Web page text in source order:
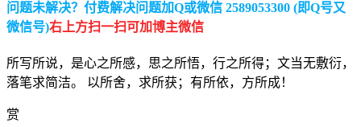
问题未解决？付费解决问题加Q或微信 2589053300 (即Q号又
微信号)右上方扫一扫可加博主微信
所写所说，是心之所感，思之所悟，行之所得；文当无敷衍，
落笔求简洁。 以所舍，求所获；有所依，方所成！
赏